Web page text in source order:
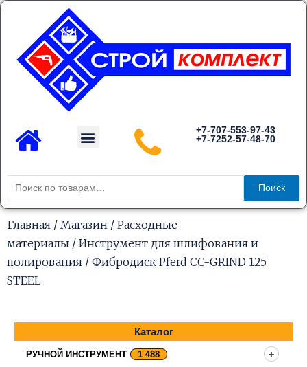
Перейти
содержимому
Menu
+7-707-553-97-43
+7-7252-57-48-70
Искать:
Поиск
Главная / Магазин / Расходные
материалы / Инструмент для шлифования и
полирования / Фибродиск Pferd CC-GRIND 125
STEEL
Каталог
РУЧНОЙ ИНСТРУМЕНТ 1 488